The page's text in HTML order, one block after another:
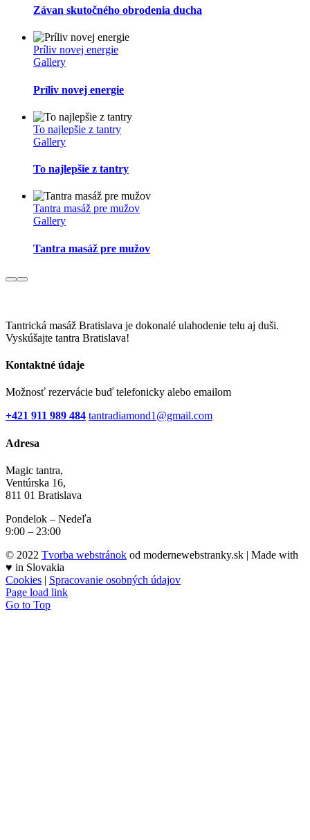
Závan skutočného obrodenia ducha
Príliv novej energie
Gallery
Príliv novej energie
To najlepšie z tantry
Gallery
To najlepšie z tantry
Tantra masáž pre mužov
Gallery
Tantra masáž pre mužov
Tantrická masáž Bratislava je dokonalé ulahodenie telu aj duši.
Vyskúšajte tantra Bratislava!
Kontaktné údaje
Možnosť rezervácie buď telefonicky alebo emailom
+421 911 989 484 tantradiamond1@gmail.com
Adresa
Magic tantra,
Ventúrska 16,
811 01 Bratislava
Pondelok – Nedeľa
9:00 – 23:00
© 2022 Tvorba webstránok od modernewebstranky.sk | Made with
♥ in Slovakia
Cookies | Spracovanie osobných údajov
Page load link
Go to Top